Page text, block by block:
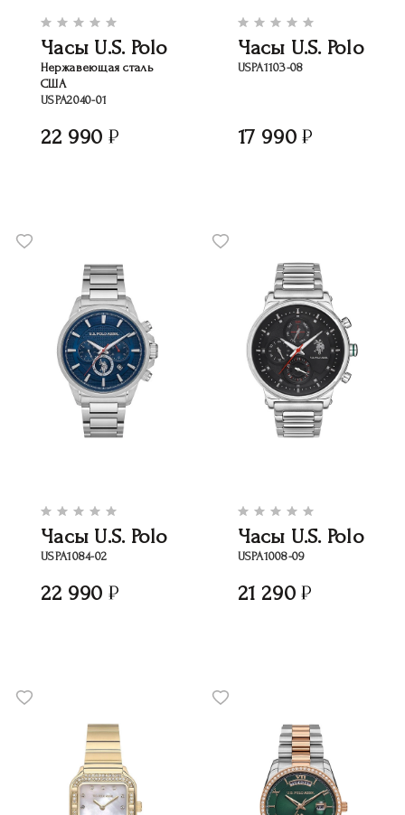
Часы U.S. Polo
Нержавеющая сталь
США
USPA2040-01
22 990
Часы U.S. Polo
USPA1103-08
17 990
Часы U.S. Polo
USPA1084-02
22 990
Часы U.S. Polo
USPA1008-09
21 290